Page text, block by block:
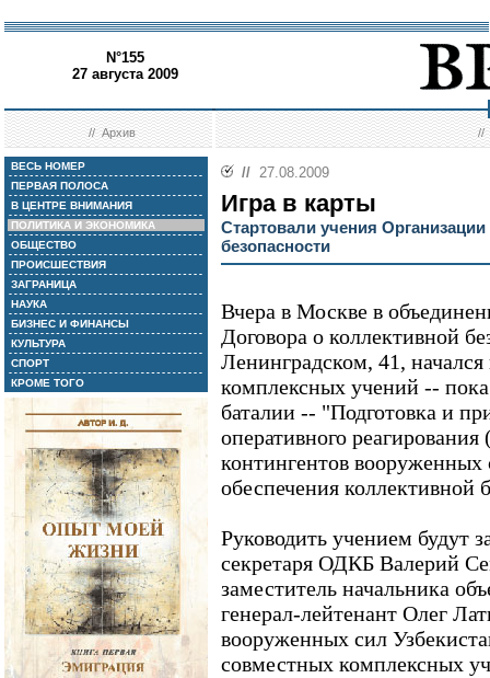
N°155
27 августа 2009
//Архив //
ВЕСЬ НОМЕР
ПЕРВАЯ ПОЛОСА
В ЦЕНТРЕ ВНИМАНИЯ
ПОЛИТИКА И ЭКОНОМИКА
ОБЩЕСТВО
ПРОИСШЕСТВИЯ
ЗАГРАНИЦА
НАУКА
БИЗНЕС И ФИНАНСЫ
КУЛЬТУРА
СПОРТ
КРОМЕ ТОГО
// 27.08.2009
Игра в карты
Стартовали учения
безопасности
Вчера в Москве в
Договора о коллективной
Ленинградском, 41,
комплексных учений --
баталии -- "Подготовка и
оперативного
контингентов
обеспечения коллективной
Руководить учением будут
секретаря ОДКБ Валерий
заместитель начальника
генерал-лейтенант Олег
вооруженных сил
совместных комплексных